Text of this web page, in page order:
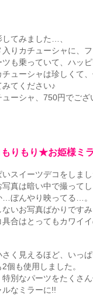
てみました…、
りカチューシャに、
ツも乗っていて、ハッ
ューシャは珍しくて
てください♪
ーシャ、750円でござ
もりもり★お姫様ミ
スイーツデコをしま
真は暗い中で撮って
…ぼんやり映ってる…。
ないお写真ばかりです
具合はとってもカワイ
さく見えるほど、いっ
個も使用しました。
別なパーツをたくさん
なミラーに!!